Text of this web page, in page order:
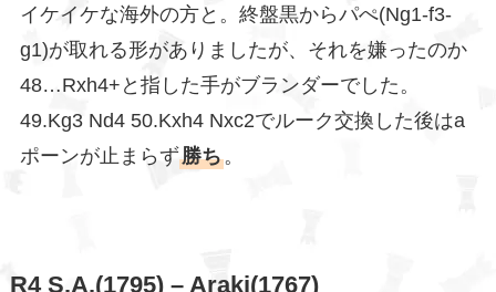
イケイケな海外の方と。終盤黒からパぺ(Ng1-f3-
g1)が取れる形がありましたが、それを嫌ったのか
48…Rxh4+と指した手がブランダーでした。
49.Kg3 Nd4 50.Kxh4 Nxc2でルーク交換した後はa
ポーンが止まらず勝ち。
R4 S.A.(1795) – Araki(1767)